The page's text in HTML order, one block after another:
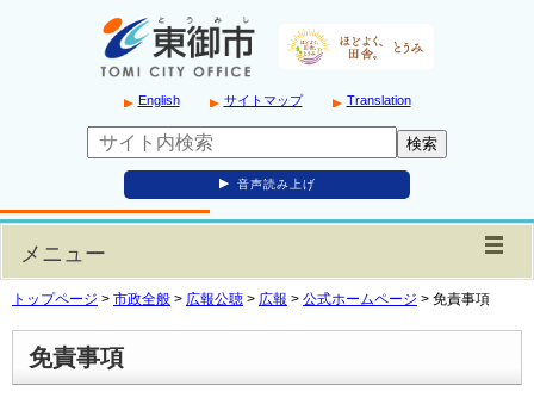
English サイトマップ Translation
音声読み上げ
メニュー
トップページ > 市政全般 > 広報公聴 > 広報 > 公式ホームページ > 免責事項
免責事項